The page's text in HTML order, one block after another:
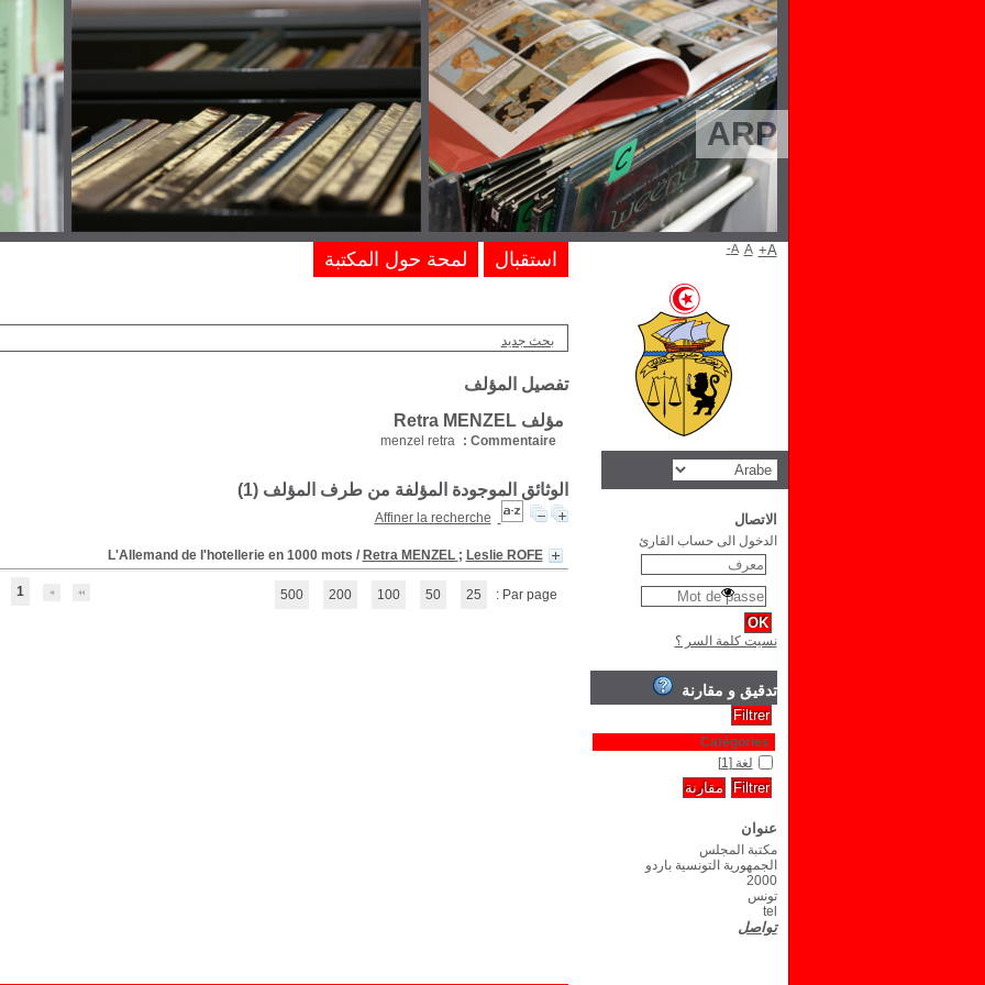
ARP
بحث جديد
تفصيل المؤلف
مؤلف Retra MENZEL
Commentaire :
menzel retra
الوثائق الموجودة المؤلفة من طرف المؤلف (1
)
Affiner la recherche
L'Allemand de l'hotellerie en 1000 mots / Retra MENZEL ; Leslie ROFE
1 Par page :
25
50
100
200
500
استقبال لمحة حول المكتبة A- A A+
الاتصال
الدخول الى حساب القارئ
نسيت كلمة السر ؟
تدقيق و مقارنة
Catégories
لغة [1]
عنوان
مكتبة المجلس
الجمهورية التونسية باردو
2000
تونس
tel
تواصل